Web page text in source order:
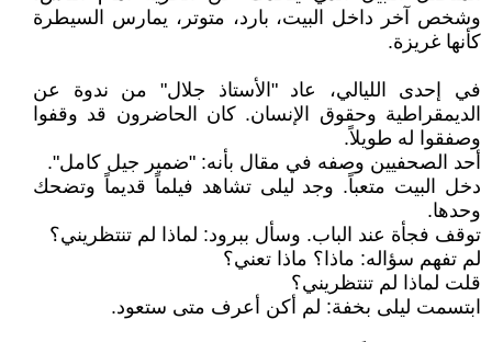
وشخص آخر داخل البيت، بارد، متوتر، يمارس السيطرة
كأنها غريزة.
في إحدى الليالي، عاد "الأستاذ جلال" من ندوة عن
الديمقراطية وحقوق الإنسان. كان الحاضرون قد وقفوا
وصفقوا له طويلاً.
أحد الصحفيين وصفه في مقال بأنه: "ضمير جيل كامل".
دخل البيت متعباً. وجد ليلى تشاهد فيلماً قديماً وتضحك
وحدها.
توقف فجأة عند الباب. وسأل ببرود: لماذا لم تنتظريني؟
لم تفهم سؤاله: ماذا؟ ماذا تعني؟
قلت لماذا لم تنتظريني؟
ابتسمت ليلى بخفة: لم أكن أعرف متى ستعود.